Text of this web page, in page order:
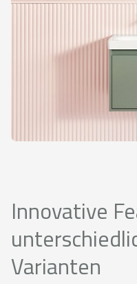
Innovative
Varianten